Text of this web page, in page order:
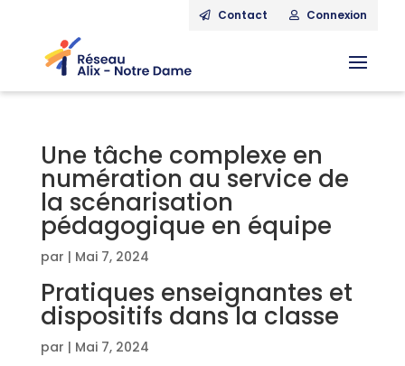
Contact Connexion
Une tâche complexe en
numération au service de
la scénarisation
pédagogique en équipe
par | Mai 7, 2024
Pratiques enseignantes et
dispositifs dans la classe
par | Mai 7, 2024